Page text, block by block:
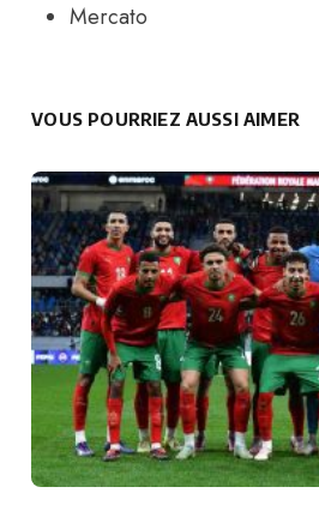
Mercato
VOUS POURRIEZ AUSSI AIMER